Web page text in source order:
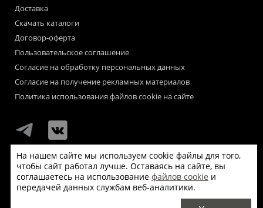
Доставка
Скачать каталоги
Договор-оферта
Пользовательское соглашение
Согласие на обработку персональных данных
Согласие на получение рекламных материалов
Политика использования файлов cookie на сайте
Мы используем файлы «cookie» для функционирования сайта.
Если Вас это не устраивает, пожалуйста, покиньте сайт.
На нашем сайте мы используем cookie файлы для того,
чтобы сайт работал лучше. Оставаясь на сайте, вы
соглашаетесь на использование файлов cookie и
передачей данных службам веб-аналитики.